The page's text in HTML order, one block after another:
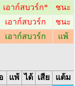
เอาก์สบวร์ก*
ชนะ
เอาก์สบวร์ก
ชนะ
เอาก์สบวร์ก แพ้
แพ้ ได้ เสีย
แต้ม